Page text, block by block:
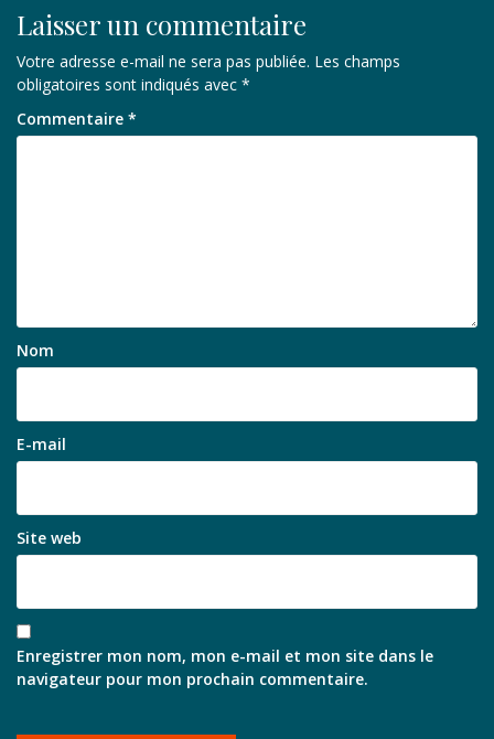
Laisser un commentaire
Votre adresse e-mail ne sera pas publiée. Les champs
obligatoires sont indiqués avec *
Commentaire *
Nom
E-mail
Site web
Enregistrer mon nom, mon e-mail et mon site dans le
navigateur pour mon prochain commentaire.